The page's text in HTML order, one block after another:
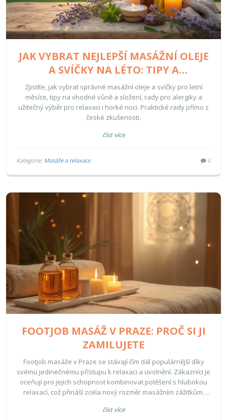
JAK VYBRAT NEJLEPŠÍ MASÁŽNÍ OLEJE
A SVÍČKY NA LÉTO: TIPY A
ZKUŠENOSTI 2025
Zjistíte, jak vybrat správné masážní oleje a svíčky pro letní
měsíce, tipy na vhodné vůně a složení, rady pro alergiky a
užitečný výběr pro relaxaci i horké noci. Praktické rady přímo z
české zkušenosti.
číst více
Kategorie: Masáže a relaxace 0
FOOTJOB MASÁŽ V PRAZE: PROČ SI JI
ZAMILUJETE
Footjob masáže v Praze se stávají čím dál populárnější díky
svému jedinečnému přístupu k relaxaci a uvolnění. Zákazníci je
oceňují pro jejich schopnost kombinovat potěšení s hlubokou
relaxací, což přináší zcela nový rozměr masážním zážitkům.
přínos, a co od nich můžete očekávat. Také se zaměříme na
číst více